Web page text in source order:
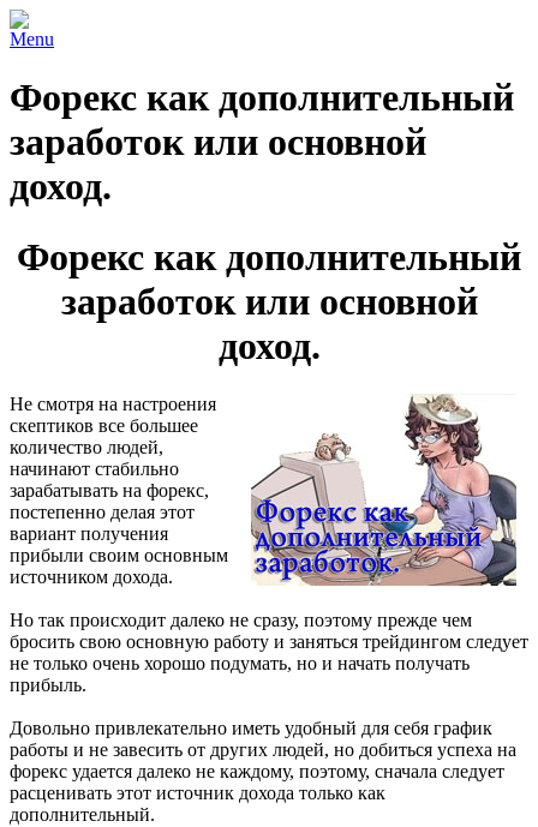
Menu
Форекс как дополнительный
заработок или основной
доход.
Форекс как дополнительный
заработок или основной
доход.
Не смотря на настроения
скептиков все большее
количество людей,
начинают стабильно
зарабатывать на форекс,
постепенно делая этот
вариант получения
прибыли своим основным
источником дохода.
Но так происходит далеко не сразу, поэтому прежде чем
бросить свою основную работу и заняться трейдингом следует
не только очень хорошо подумать, но и начать получать
прибыль.
Довольно привлекательно иметь удобный для себя график
работы и не завесить от других людей, но добиться успеха на
форекс удается далеко не каждому, поэтому, сначала следует
расценивать этот источник дохода только как
дополнительный.